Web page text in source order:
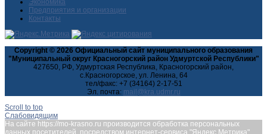
Экономика
Предприятия и организации
Контакты
Copyright © 2026 Официальный сайт муниципального образования
"Муниципальный округ Красногорский район Удмуртской Республики"
427650, РФ, Удмуртская Республика, Красногорский район,
с.Красногорское, ул. Ленина, 64
тел/факс: +7 (34164) 2-17-51
Эл. почта:
Scroll to top
Слабовидящим
На сайте https://mo-krasno.ru производится обработка персональных
данных посетителей, посредством интернет-сервиса "Яндекс.Метрика",